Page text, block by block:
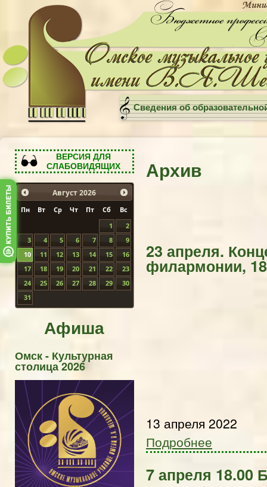
Сведения об
ВЕРСИЯ ДЛЯ
СЛАБОВИДЯЩИХ
Август 2026
Пн Вт Ср Чт Пт Сб
Вс
1
2
3
4 5 6 7 8
9
10
11 12 13 14 15
16
17
18 19 20 21 22
23
24
25 26 27 28 29
30
31
Афиша
Омск - Культурная
столица 2026
Архив
23 апреля.
филармонии,
13 апреля 2022
Подробнее
7 апреля 18.00